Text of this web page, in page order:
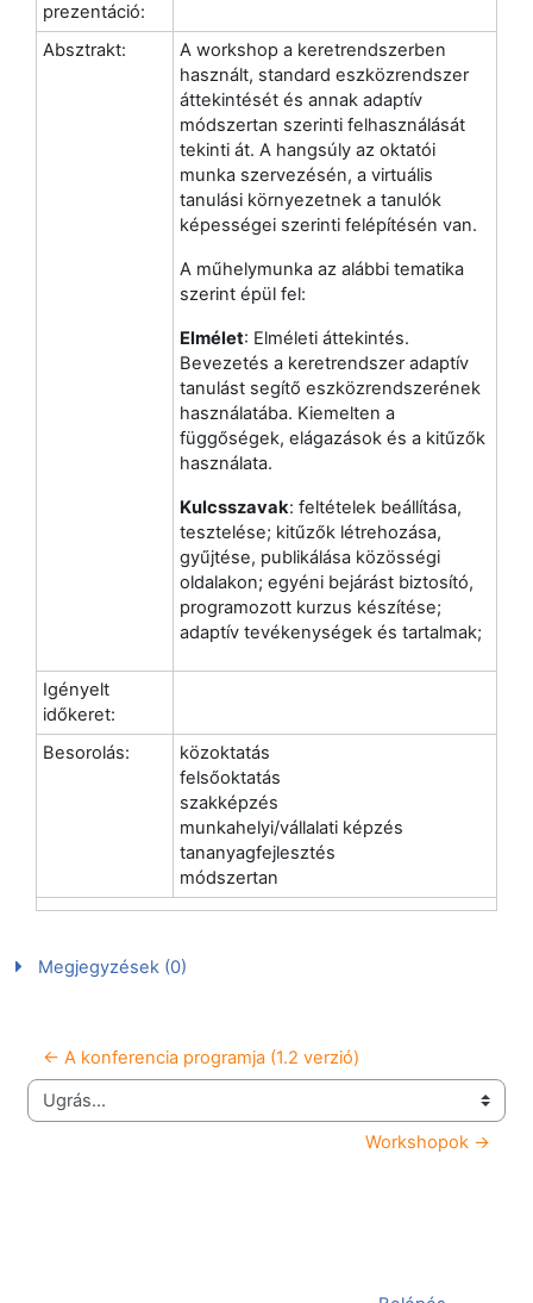
prezentáció:
Absztrakt:
A workshop a keretrendszerben
használt, standard eszközrendszer
áttekintését és annak adaptív
módszertan szerinti felhasználását
tekinti át. A hangsúly az oktatói
munka szervezésén, a virtuális
tanulási környezetnek a tanulók
képességei szerinti felépítésén van.
A műhelymunka az alábbi tematika
szerint épül fel:
Elmélet: Elméleti áttekintés.
Bevezetés a keretrendszer adaptív
tanulást segítő eszközrendszerének
használatába. Kiemelten a
függőségek, elágazások és a kitűzők
használata.
Kulcsszavak: feltételek beállítása,
tesztelése; kitűzők létrehozása,
gyűjtése, publikálása közösségi
oldalakon; egyéni bejárást biztosító,
programozott kurzus készítése;
adaptív tevékenységek és tartalmak;
Igényelt
időkeret:
Besorolás:
közoktatás
felsőoktatás
szakképzés
munkahelyi/vállalati képzés
tananyagfejlesztés
módszertan
Megjegyzések (0)
← A konferencia programja (1.2 verzió)
Ugrás...
Workshopok →